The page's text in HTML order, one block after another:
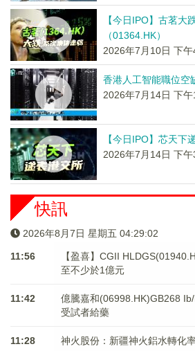
【今日IPO】古茗大
（01364.HK）
2026年7月10日 下午
香港人工智能職位空
2026年7月14日 下午
【今日IPO】芯天下
2026年7月14日 下
快訊
2026年8月7日 星期五 04:29:02
11:56
【盈喜】CGII
至不少於1億元
11:42
億騰嘉和(06998.HK)GB268
受試者給藥
11:28 神火股份：新疆神火鋁水轉化